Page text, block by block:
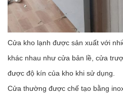
Cửa kho lạnh được sản xuất với
khác nhau như cửa bản lề, cửa
được độ kín của kho khi sử dụng.
Cửa thường được chế tạo bằng